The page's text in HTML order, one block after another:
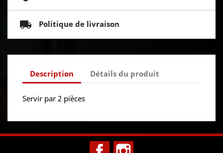
Politique de livraison
Description Détails du produit
Servir par 2 pièces
Facebook